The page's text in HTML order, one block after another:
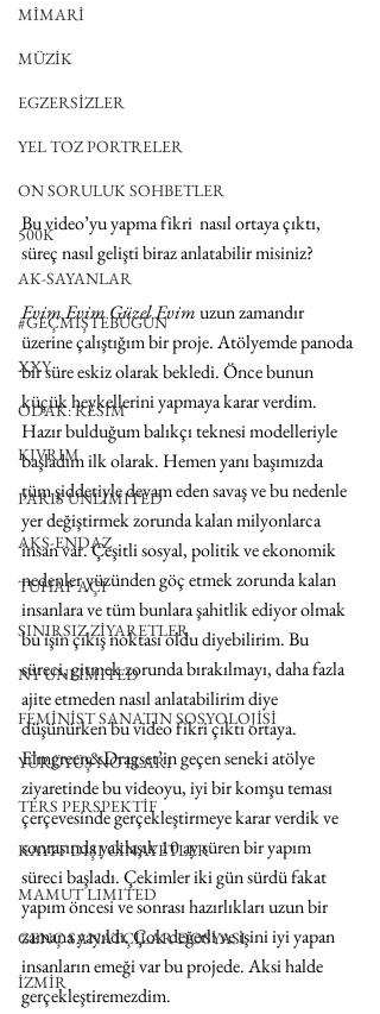
MİMARİ
MÜZİK
EGZERSİZLER
YEL TOZ PORTRELER
ON SORULUK SOHBETLER
500K
AK-SAYANLAR
#GEÇMİŞTEBUGÜN
XXY
ODAK: RESİM
KIVRIM
PARIS UNLIMITED
AKS-ENDAZ
TUHAF AÇI
SINIRSIZ ZİYARETLER
NY UNLIMITED
FEMİNİST SANATIN SOSYOLOJİSİ
YÜRÜYÜŞ NOTLARI
TERS PERSPEKTİF
KAYIT DIŞI CİNAYETLER
MAMUT LIMITED
GENÇ SANATÇILAR DOSYASI
İZMİR
Bu video’yu yapma fikri  nasıl ortaya çıktı,
süreç nasıl gelişti biraz anlatabilir misiniz?
Evim Evim Güzel Evim uzun zamandır
üzerine çalıştığım bir proje. Atölyemde panoda
bir süre eskiz olarak bekledi. Önce bunun
küçük heykellerini yapmaya karar verdim.
Hazır bulduğum balıkçı teknesi modelleriyle
başladım ilk olarak. Hemen yanı başımızda
tüm şiddetiyle devam eden savaş ve bu nedenle
yer değiştirmek zorunda kalan milyonlarca
insan var. Çeşitli sosyal, politik ve ekonomik
nedenler yüzünden göç etmek zorunda kalan
insanlara ve tüm bunlara şahitlik ediyor olmak
bu işin çıkış noktası oldu diyebilirim. Bu
süreci, gitmek zorunda bırakılmayı, daha fazla
ajite etmeden nasıl anlatabilirim diye
düşünürken bu video fikri çıktı ortaya.
Elmgreen&Dragset’in geçen seneki atölye
ziyaretinde bu videoyu, iyi bir komşu teması
çerçevesinde gerçekleştirmeye karar verdik ve
sonrasında yaklaşık 10 ay süren bir yapım
süreci başladı. Çekimler iki gün sürdü fakat
yapım öncesi ve sonrası hazırlıkları uzun bir
zamana yayıldı. Çok değerli ve işini iyi yapan
insanların emeği var bu projede. Aksi halde
gerçekleştiremezdim.